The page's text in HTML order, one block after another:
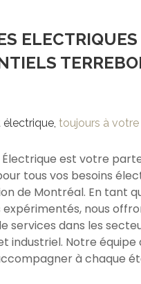
ELECTRIQUES
toujours à votre
est votre
tous vos besoins
de Montréal. En tant
expérimentés, nous
services dans les
industriel. Notre équipe
à chaque